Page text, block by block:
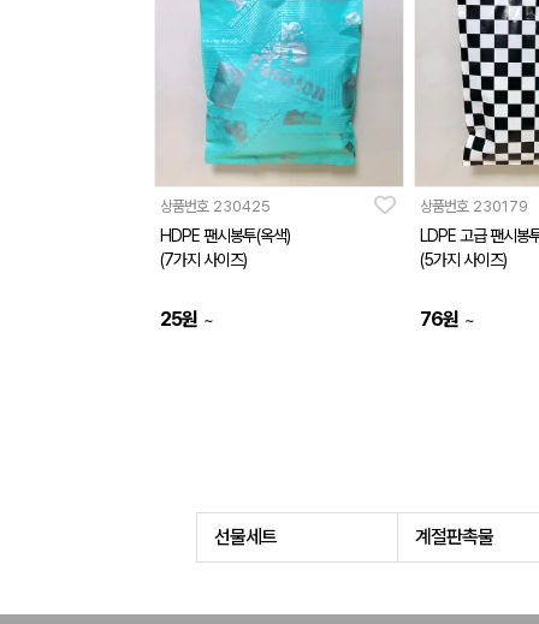
상품번호 230425
HDPE 팬시봉투(옥색)
(7가지 사이즈)
25원 ~
상품번호 230179
LDPE 고급 팬시봉
(5가지 사이즈)
76원 ~
선물세트 계절판촉물